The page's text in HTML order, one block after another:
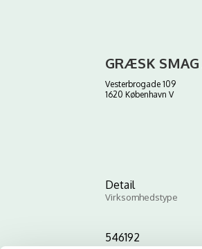
GRÆSK SMAG
Vesterbrogade 109
1620 København V
Detail
Virksomhedstype
546192